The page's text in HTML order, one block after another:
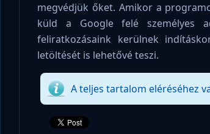
megvédjük őket. Amikor a
küld a Google felé személyes
feliratkozásaink kerülnek
letöltését is lehetővé teszi.
A teljes tartalom eléréséhez